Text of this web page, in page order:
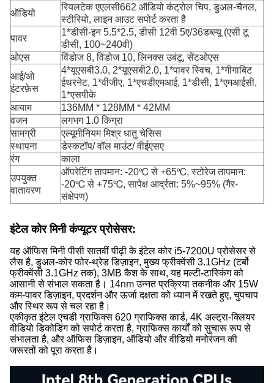
ऑडियो
रियलटेक एएलसी662 ऑडियो कंट्रोल चिप, डुअल-चैनल,
स्टीरियो, लाइन आउट सपोर्ट करता है
पावर
1*डीसी-इन 5.5*2.5, डीसी 12वी 5ए/36डब्ल्यू (एसी टू
डीसी, 100~240वी)
ओएस
विंडोज 8, विंडोज 10, लिनक्स उबंटू, सेंटओएस
आई/ओ
इंटरफ़ेस
4*यूएसबी3.0, 2*यूएसबी2.0, 1*पावर स्विच, 1*गीगाबिट
ईथरनेट, 1*वीजीए, 1*एचडीएमआई, 1*डीसी, 1*एमआईसी,
1*एसपीके
आयाम
136MM * 128MM * 42MM
वजन
लगभग 1.0 किग्रा
सामग्री
एल्यूमीनियम मिश्र धातु चेसिस
स्थापना
डेस्कटॉप/ वॉल माउंट/ वीईएसए
रंग
काला
उपयुक्त
वातावरण
ऑपरेटिंग तापमान: -20℃ से +65℃, स्टोरेज तापमान:
-20℃ से +75℃, सापेक्ष आर्द्रता: 5%~95% (गैर-
संक्षेपण)
इंटेल कोर मिनी कंप्यूटर प्रोसेसर:
यह ऑफिस मिनी पीसी सातवीं पीढ़ी के इंटेल कोर i5-7200U प्रोसेसर से
लैस है, डुअल-कोर फोर-थ्रेड डिज़ाइन, मुख्य फ्रीक्वेंसी 3.1GHz (टर्बो
फ्रीक्वेंसी 3.1GHz तक), 3MB कैश के साथ, यह मल्टी-टास्किंग को
आसानी से संभाल सकता है। 14nm उन्नत प्रक्रिया तकनीक और 15W
कम-पावर डिज़ाइन, प्रदर्शन और ऊर्जा दक्षता को ध्यान में रखते हुए, चुपचाप
और स्थिर रूप से चल रहा है।
एकीकृत इंटेल एचडी ग्राफिक्स 620 ग्राफिक्स कार्ड, 4K अल्ट्रा-क्लियर
वीडियो डिकोडिंग को सपोर्ट करता है, ग्राफिक्स कार्यों को सुचारू रूप से
संभालता है, और ऑफिस डिज़ाइन, ऑडियो और वीडियो मनोरंजन की
जरूरतों को पूरा करता है।